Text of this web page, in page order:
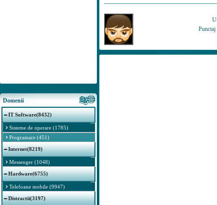
Domenii
IT Software(8432)
Sisteme de operare (1785)
Programare (451)
Internet(8219)
Messenger (1048)
Hardware(6755)
Telefoane mobile (9947)
Distractii(3197)
Punctaj